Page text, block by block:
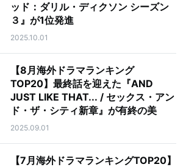
ッド：ダリル・ディクソン シーズン
３』が1位発進
2025.10.01
【8月海外ドラマランキング
TOP20】最終話を迎えた『AND
JUST LIKE THAT... / セックス・アン
ド・ザ・シティ新章』が有終の美
2025.09.01
【7月海外ドラマランキングTOP20】